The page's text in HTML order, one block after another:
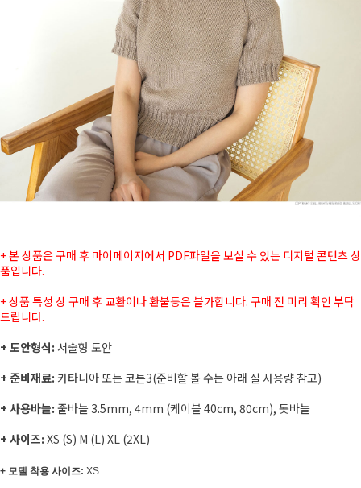
+ 본 상품은 구매 후 마이페이지에서 PDF파일을 보실 수 있는 디지털 콘텐츠 상
품입니다.
+ 상품 특성 상 구매 후 교환이나 환불등은 블가합니다. 구매 전 미리 확인 부탁
드립니다.
+ 도안형식: 서술형 도안
+ 준비재료: 카타니아 또는 코튼3(준비할 볼 수는 아래 실 사용량 참고)
+ 사용바늘: 줄바늘 3.5mm, 4mm (케이블 40cm, 80cm), 돗바늘
+ 사이즈: XS (S) M (L) XL (2XL)
+ 모델 착용 사이즈: XS